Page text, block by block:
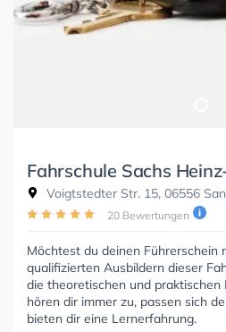
Fahrschule Sachs
Voigtstedter Str. 15, 06556
20 Bewertungen
Möchtest du deinen Führerschein
qualifizierten Ausbildern dieser
die theoretischen und praktischen
hören dir immer zu, passen sich
bieten dir eine Lernerfahrung.